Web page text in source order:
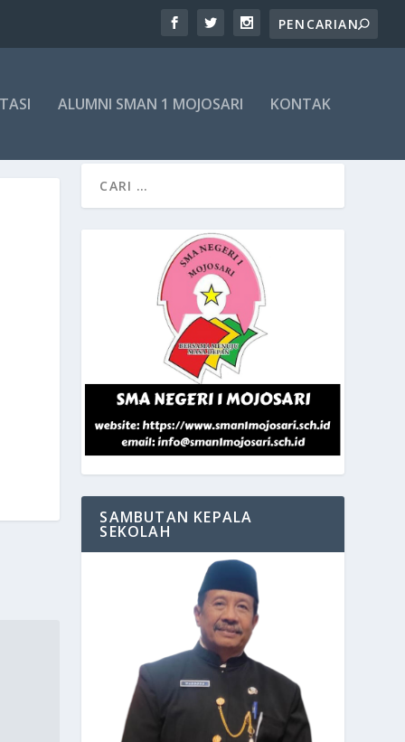
ALUMNI SMAN 1 MOJOSARI KONTAK
SAMBUTAN KEPALA
SEKOLAH